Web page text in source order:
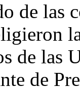
de las
de las
de